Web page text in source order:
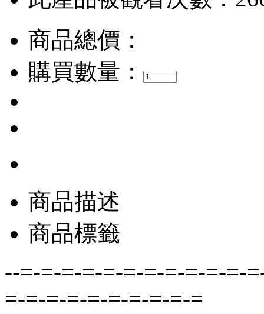
商品總價：
購買數量：
商品描述
商品標籤
--=-=-=-=-=-=-=-=-=-=-=-
=-=-=-=-=-=-=-=-=-=